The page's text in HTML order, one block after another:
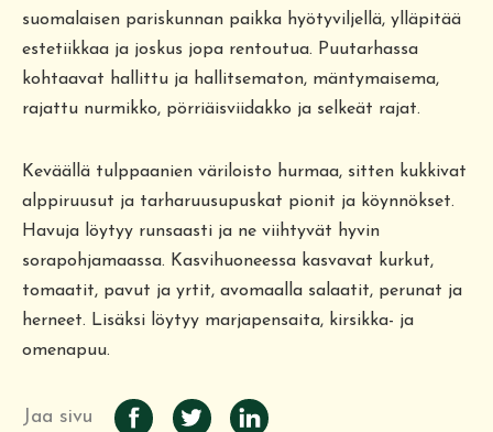
suomalaisen pariskunnan paikka hyötyviljellä, ylläpitää
estetiikkaa ja joskus jopa rentoutua. Puutarhassa
kohtaavat hallittu ja hallitsematon, mäntymaisema,
rajattu nurmikko, pörriäisviidakko ja selkeät rajat.
Keväällä tulppaanien väriloisto hurmaa, sitten kukkivat
alppiruusut ja tarharuusupuskat pionit ja köynnökset.
Havuja löytyy runsaasti ja ne viihtyvät hyvin
sorapohjamaassa. Kasvihuoneessa kasvavat kurkut,
tomaatit, pavut ja yrtit, avomaalla salaatit, perunat ja
herneet. Lisäksi löytyy marjapensaita, kirsikka- ja
omenapuu.
Jaa sivu